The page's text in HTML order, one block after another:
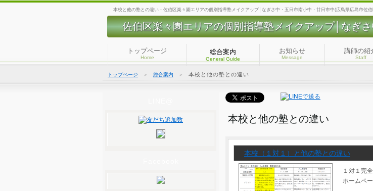
本校と他の塾との違い - 佐伯区楽々園エリアの個別指導塾メイクアップ│なぎさ中・五日市南小中・廿日市中(広島県広島市佐
佐伯区楽々園エリアの個別指導塾メイクアップ│なぎ
トップページ
Home
総合案内
General Guide
お知らせ
Message
講師の紹
Staff
トップページ ＞ 総合案内 ＞ 本校と他の塾との違い
本校と他の塾との違い
本校（１対１）と他の塾との違い
１対１完
ホームペ